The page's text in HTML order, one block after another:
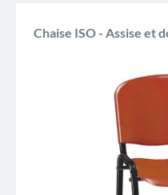
Chaise ISO - Assise et